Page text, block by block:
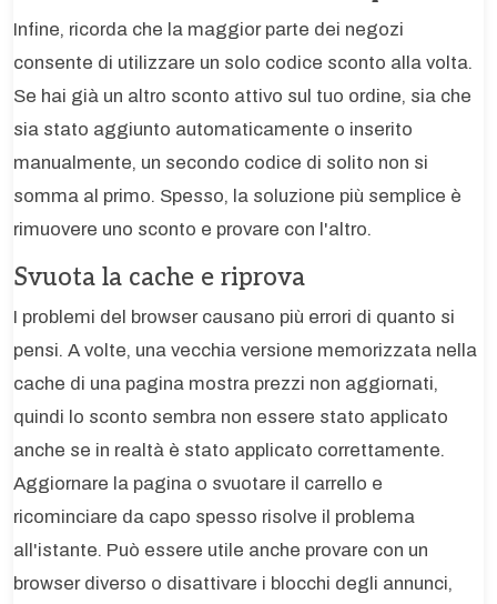
Infine, ricorda che la maggior parte dei negozi
consente di utilizzare un solo codice sconto alla volta.
Se hai già un altro sconto attivo sul tuo ordine, sia che
sia stato aggiunto automaticamente o inserito
manualmente, un secondo codice di solito non si
somma al primo. Spesso, la soluzione più semplice è
rimuovere uno sconto e provare con l'altro.
Svuota la cache e riprova
I problemi del browser causano più errori di quanto si
pensi. A volte, una vecchia versione memorizzata nella
cache di una pagina mostra prezzi non aggiornati,
quindi lo sconto sembra non essere stato applicato
anche se in realtà è stato applicato correttamente.
Aggiornare la pagina o svuotare il carrello e
ricominciare da capo spesso risolve il problema
all'istante. Può essere utile anche provare con un
browser diverso o disattivare i blocchi degli annunci,